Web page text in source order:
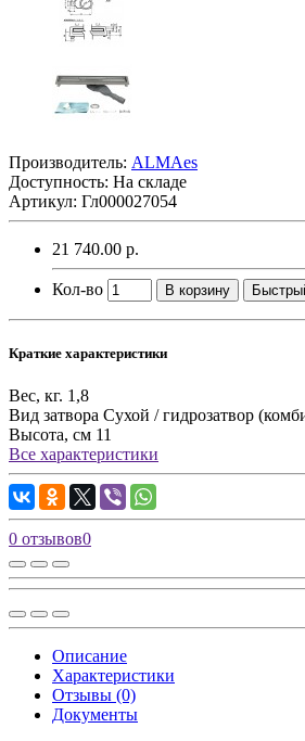
Производитель: ALMAes
Доступность: На складе
Артикул: Гл000027054
21 740.00 р.
Кол-во В корзину
Краткие характеристики
Вес, кг. 1,8
Вид затвора Сухой / гидрозатвор
Высота, см 11
Все характеристики
0 отзывов0
Описание
Характеристики
Отзывы (0)
Документы